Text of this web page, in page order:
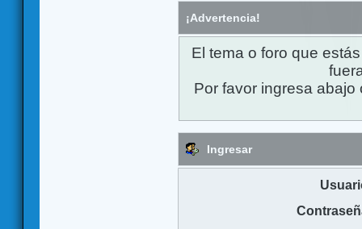
¡Advertencia!
El tema o foro que
Por favor ingresa
Ingresar